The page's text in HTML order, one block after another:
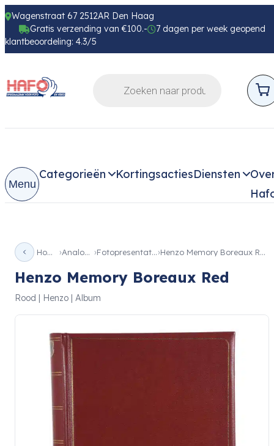
Wagenstraat 67 2512AR Den Haag
Gratis verzending van €100.-
7 dagen per week geopend
klantbeoordeling: 4.3/5
Menu
Categorieën KortingsactiesDiensten
Home Analoog Fotopresentatie Henzo Memory Boreaux Red
Henzo Memory Boreaux Red
Rood | Henzo | Album